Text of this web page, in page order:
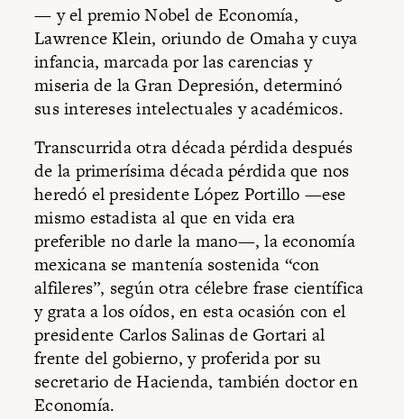
— y el premio Nobel de Economía,
Lawrence Klein, oriundo de Omaha y cuya
infancia, marcada por las carencias y
miseria de la Gran Depresión, determinó
sus intereses intelectuales y académicos.
Transcurrida otra década pérdida después
de la primerísima década pérdida que nos
heredó el presidente López Portillo —ese
mismo estadista al que en vida era
preferible no darle la mano—, la economía
mexicana se mantenía sostenida “con
alfileres”, según otra célebre frase científica
y grata a los oídos, en esta ocasión con el
presidente Carlos Salinas de Gortari al
frente del gobierno, y proferida por su
secretario de Hacienda, también doctor en
Economía.